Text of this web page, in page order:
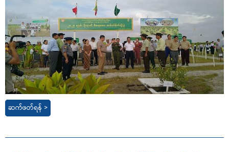
ဆက်ဖတ်ရန် >